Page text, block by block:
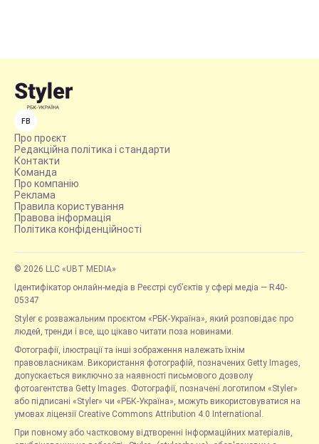
FB
Про проєкт
Редакційна політика і стандарти
Контакти
Команда
Про компанію
Реклама
Правила користування
Правова інформація
Політика конфіденційності
© 2026 LLC «UBT MEDIA»
Ідентифікатор онлайн-медіа в Реєстрі суб’єктів у сфері медіа — R40-
05347
Styler є розважальним проєктом «РБК-Україна», який розповідає про
людей, тренди і все, що цікаво читати поза новинами.
Фотографії, ілюстрації та інші зображення належать їхнім
правовласникам. Використання фотографій, позначених Getty Images,
допускається виключно за наявності письмового дозволу
фотоагентства Getty Images. Фотографії, позначені логотипом «Styler»
або підписані «Styler» чи «РБК-Україна», можуть використовуватися на
умовах ліцензії Creative Commons Attribution 4.0 International.
При повному або частковому відтворенні інформаційних матеріалів,